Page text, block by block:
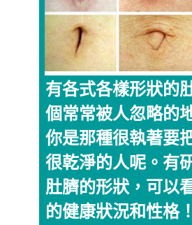
有各式各樣形狀的
個常常被人忽略的
你是那種很執著要
很乾淨的人呢。有
肚臍的形狀，可以
的健康狀況和性格